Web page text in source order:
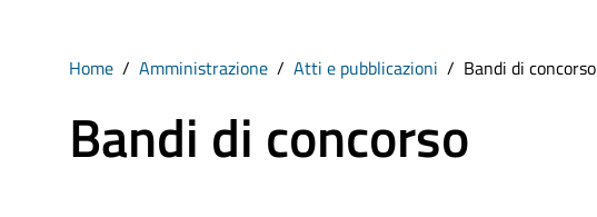
Home Amministrazione Atti e pubblicazioni Bandi di concorso
Bandi di concorso